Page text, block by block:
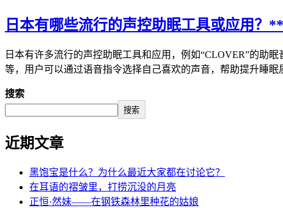
日本有哪些流行的声控助眠工具或应用？
日本有许多流行的声控助眠工具和应用，例如“CLOVER”的助
等，用户可以通过语音指令选择自己喜欢的声音，帮助提升睡眠
搜索
搜索
近期文章
黑饱宝是什么？为什么最近大家都在讨论它？
在耳语的褶皱里，打捞沉没的月亮
正恒·然妹——在钢铁森林里种花的姑娘